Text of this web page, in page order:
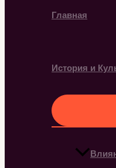
Главная
История и